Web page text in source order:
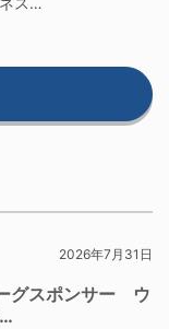
2026年7月31日
グスポンサー ウ